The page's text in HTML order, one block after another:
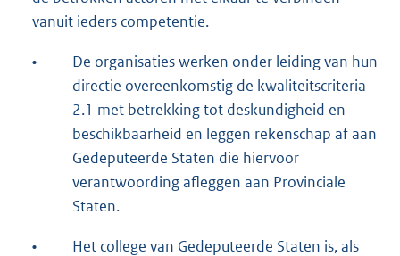
vanuit ieders competentie.
•
De organisaties werken onder leiding van hun
directie overeenkomstig de kwaliteitscriteria
2.1 met betrekking tot deskundigheid en
beschikbaarheid en leggen rekenschap af aan
Gedeputeerde Staten die hiervoor
verantwoording afleggen aan Provinciale
Staten.
•
Het college van Gedeputeerde Staten is, als